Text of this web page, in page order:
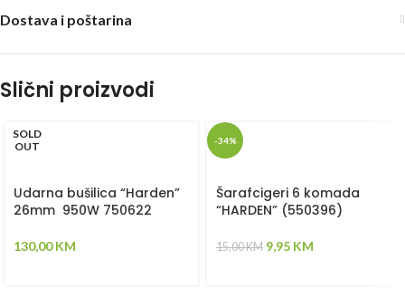
Dostava i poštarina
Slični proizvodi
SOLD
OUT
Udarna bušilica “Harden”
26mm 950W 750622
130,00KM
-34%
Šarafcigeri 6 komada
“HARDEN” (550396)
15,00KM 9,95 KM